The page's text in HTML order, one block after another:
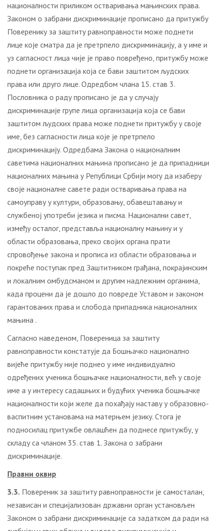
националности приликом остваривања мањинских права.
Законом о забрани дискриминације прописано да притужбу
Поверенику за заштиту равноправности може поднети
лице које сматра да је претрпело дискриминацију, а у име и
уз сагласност лица чије је право повређено, притужбу може
поднети организација која се бави заштитом људских
права или друго лице. Одредбом члана 15. став 3.
Пословника о раду прописано је да у случају
дискриминације групе лица организација која се бави
заштитом људских права може поднети притужбу у своје
име, без сагласности лица које је претрпело
дискриминацију. Одредбама Закона о националним
саветима националних мањина прописано је да припадници
националних мањина у Републици Србији могу да изаберу
своје националне савете ради остваривања права на
самоуправу у култури, образовању, обавештавању и
службеној употреби језика и писма. Национални савет,
између осталог, представља националну мањину и у
области образовања, преко својих органа прати
спровођење закона и прописа из области образовања и
покреће поступак пред Заштитником грађана, покрајинским
и локалним омбудсманом и другим надлежним органима,
када процени да је дошло до повреде Уставом и законом
гарантованих права и слобода припадника националних
мањина .
Сагласно наведеном, Повереница за заштиту
равноправности констатује да Бошњачко национално
вијеће притужбу није поднео у име индивидуално
одређених ученика бошњачке националности, већ у своје
име а у интересу садашњих и будућих ученика бошњачке
националности који желе да похађају наставу у образовно-
васпитним установама на матерњем језику. Стога је
подносилац притужбе овлашћен да поднесе притужбу, у
складу са чланом 35. став 1. Закона о забрани
дискриминације.
Правни оквир
3.3. Повереник за заштиту равноправности је самосталан,
независан и специјализован државни орган установљен
Законом о забрани дискриминације са задатком да ради на